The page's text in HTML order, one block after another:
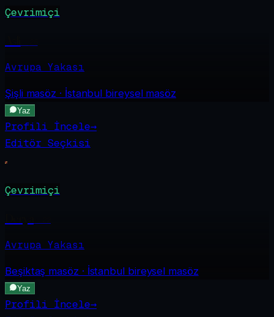
Çevrimiçi
Avrupa Yakası
Şişlimasöz · İstanbul bireysel masöz
Yaz
Profili İncele→
Editör Seçkisi
Çevrimiçi
Avrupa Yakası
Beşiktaş masöz · İstanbul bireysel masöz
Yaz
Profili İncele→